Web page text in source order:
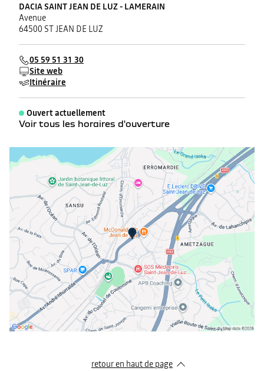
DACIA SAINT JEAN DE LUZ - LAMERAIN
Avenue
64500 ST JEAN DE LUZ
05 59 51 31 30
Site web
Itinéraire
Ouvert actuellement
Voir tous les horaires d'ouverture
mardi
08:30 - 12:0014:00 - 19:00
mercredi
08:30 - 12:0014:00 - 19:00
jeudi
08:30 - 12:00 14:00 - 19:00
vendredi
08:30 - 12:0014:00 - 19:00
samedi
08:30 - 18:00
dimanche
Fermé
retour en haut de page​